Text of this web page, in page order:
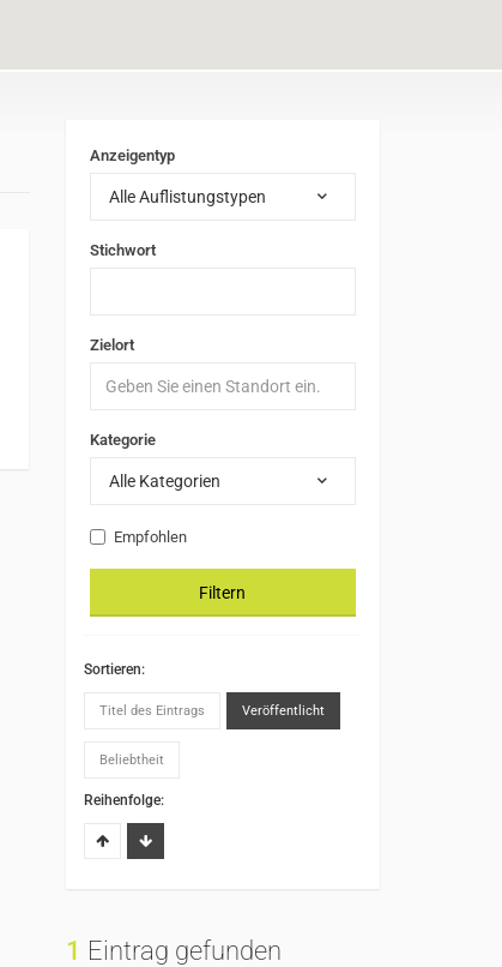
Anzeigentyp
Alle Auflistungstypen
Stichwort
Zielort
Kategorie
Alle Kategorien
Empfohlen
Filtern
Sortieren:
Titel des Eintrags Veröffentlicht
Beliebtheit
Reihenfolge:
1 Eintrag gefunden